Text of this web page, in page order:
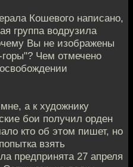
Кошевого написано,
группа водрузила
Вы не изображены
Чем отмечено
а к художнику
бои получил орден
кто об этом пишет, но
взять
предпринята 27 апреля